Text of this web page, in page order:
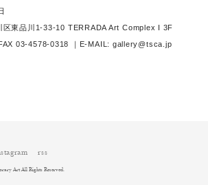
区東品川1-33-10 TERRADA Art Complex I 3F
03-4578-0318 ｜E-MAIL: gallery@tsca.jp
rss
Art All Rights Reserved.